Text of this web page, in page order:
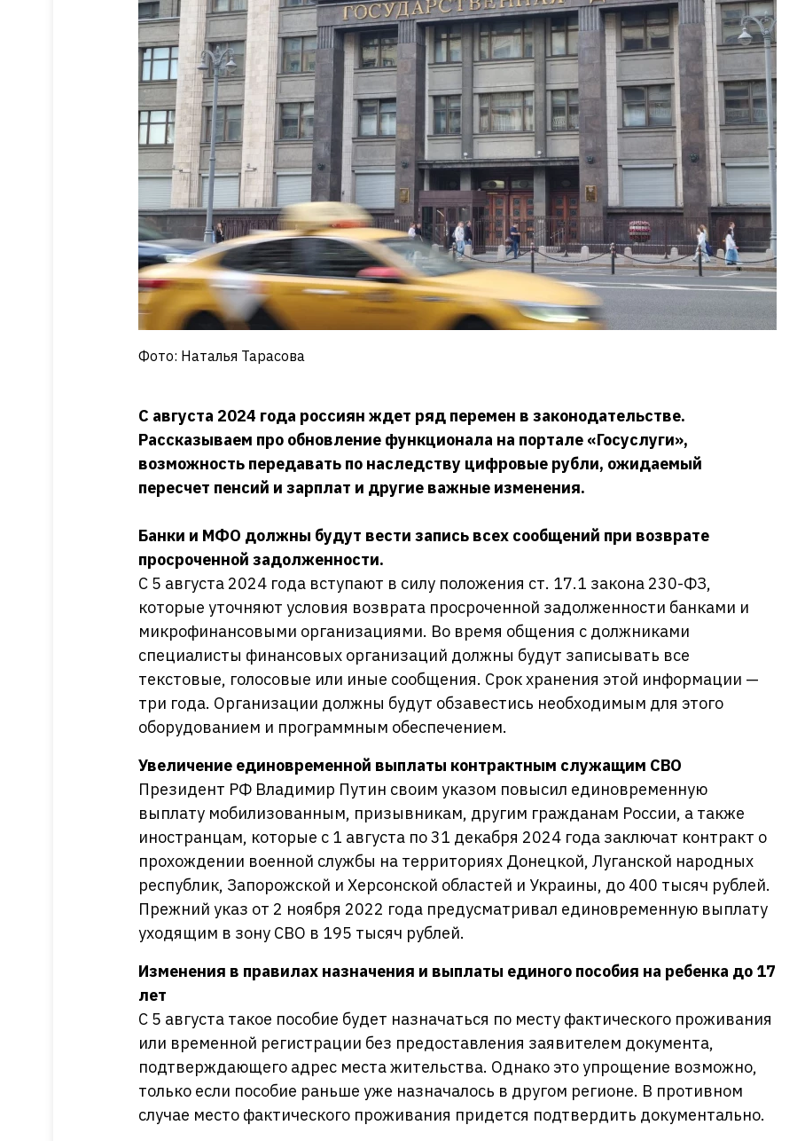
Фото: Наталья Тарасова
С августа 2024 года россиян ждет ряд перемен в законодательстве.
Рассказываем про обновление функционала на портале «Госуслуги»,
возможность передавать по наследству цифровые рубли, ожидаемый
пересчет пенсий и зарплат и другие важные изменения.
Банки и МФО должны будут вести запись всех сообщений при возврате
просроченной задолженности.
С 5 августа 2024 года вступают в силу положения ст. 17.1 закона 230-ФЗ,
которые уточняют условия возврата просроченной задолженности банками и
микрофинансовыми организациями. Во время общения с должниками
специалисты финансовых организаций должны будут записывать все
текстовые, голосовые или иные сообщения. Срок хранения этой информации —
три года. Организации должны будут обзавестись необходимым для этого
оборудованием и программным обеспечением.
Увеличение единовременной выплаты контрактным служащим СВО
Президент РФ Владимир Путин своим указом повысил единовременную
выплату мобилизованным, призывникам, другим гражданам России, а также
иностранцам, которые с 1 августа по 31 декабря 2024 года заключат контракт о
прохождении военной службы на территориях Донецкой, Луганской народных
республик, Запорожской и Херсонской областей и Украины, до 400 тысяч рублей.
Прежний указ от 2 ноября 2022 года предусматривал единовременную выплату
уходящим в зону СВО в 195 тысяч рублей.
Изменения в правилах назначения и выплаты единого пособия на ребенка до 17
лет
С 5 августа такое пособие будет назначаться по месту фактического проживания
или временной регистрации без предоставления заявителем документа,
подтверждающего адрес места жительства. Однако это упрощение возможно,
только если пособие раньше уже назначалось в другом регионе. В противном
случае место фактического проживания придется подтвердить документально.